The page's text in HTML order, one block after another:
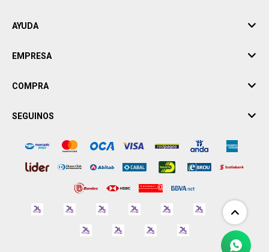
AYUDA
EMPRESA
COMPRA
SEGUINOS